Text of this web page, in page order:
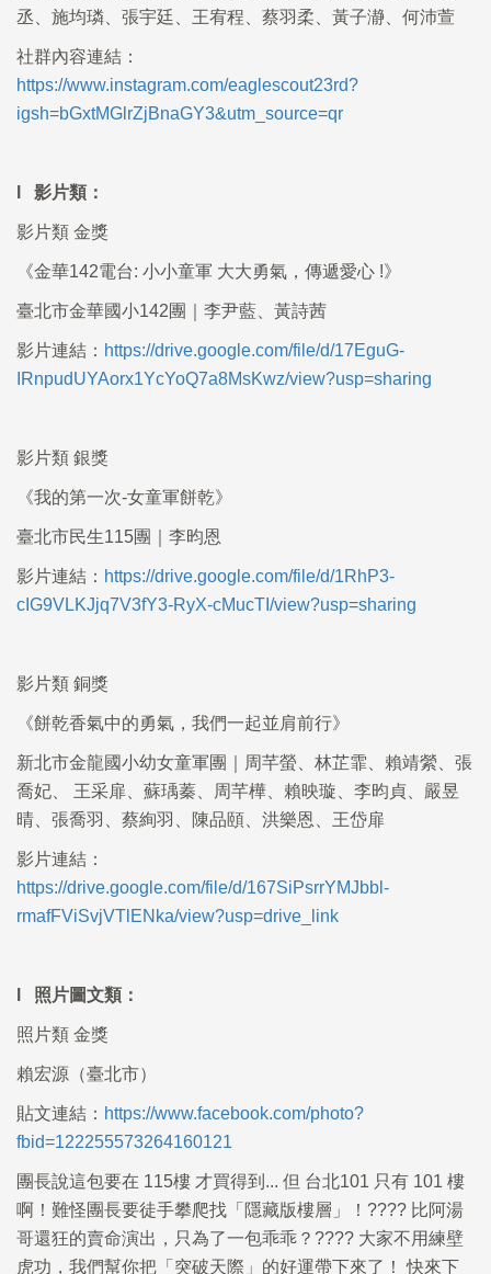
丞、施均璘、張宇廷、王宥程、蔡羽柔、黃子瀞、何沛萱
社群內容連結：
https://www.instagram.com/eaglescout23rd?
igsh=bGxtMGlrZjBnaGY3&utm_source=qr
l 影片類：
影片類 金獎
《金華142電台: 小小童軍 大大勇氣，傳遞愛心 !》
臺北市金華國小142團｜李尹藍、黃詩茜
影片連結： https://drive.google.com/file/d/17EguG-
IRnpudUYAorx1YcYoQ7a8MsKwz/view?usp=sharing
影片類 銀獎
《我的第一次-女童軍餅乾》
臺北市民生115團｜李昀恩
影片連結： https://drive.google.com/file/d/1RhP3-
cIG9VLKJjq7V3fY3-RyX-cMucTI/view?usp=sharing
影片類 銅獎
《餅乾香氣中的勇氣，我們一起並肩前行》
新北市金龍國小幼女童軍團｜周芊螢、林芷霏、賴靖縈、張
喬妃、 王采扉、蘇瑀蓁、周芊樺、賴映璇、李昀貞、嚴昱
晴、張喬羽、蔡絢羽、陳品頤、洪樂恩、王岱扉
影片連結：
https://drive.google.com/file/d/167SiPsrrYMJbbl-
rmafFViSvjVTlENka/view?usp=drive_link
l 照片圖文類：
照片類 金獎
賴宏源（臺北市）
貼文連結： https://www.facebook.com/photo?
fbid=122255573264160121
團長說這包要在 115樓 才買得到... 但 台北101 只有 101 樓
啊！難怪團長要徒手攀爬找「隱藏版樓層」！???? 比阿湯
哥還狂的賣命演出，只為了一包乖乖？???? 大家不用練壁
虎功，我們幫你把「突破天際」的好運帶下來了！ 快來下